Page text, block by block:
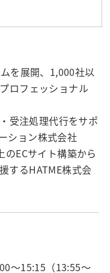
を展開、1,000社以
ロフェッショナル
受注処理代行をサポ
ション株式会社
ECサイト構築から
するHATME株式会
～15:15（13:55～